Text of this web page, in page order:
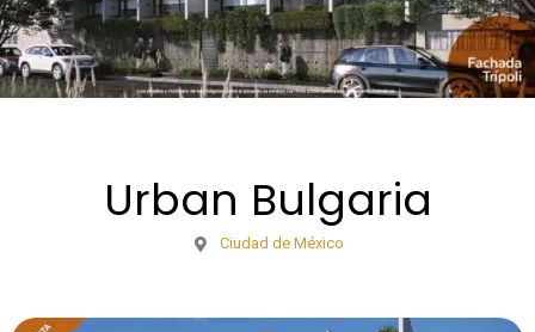
Urban Bulgaria
Ciudad de México